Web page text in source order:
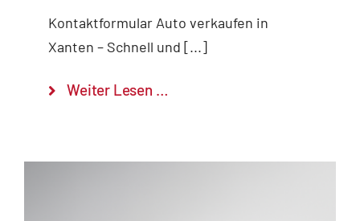
Kontaktformular Auto verkaufen in
Xanten – Schnell und [...]
Weiter Lesen …